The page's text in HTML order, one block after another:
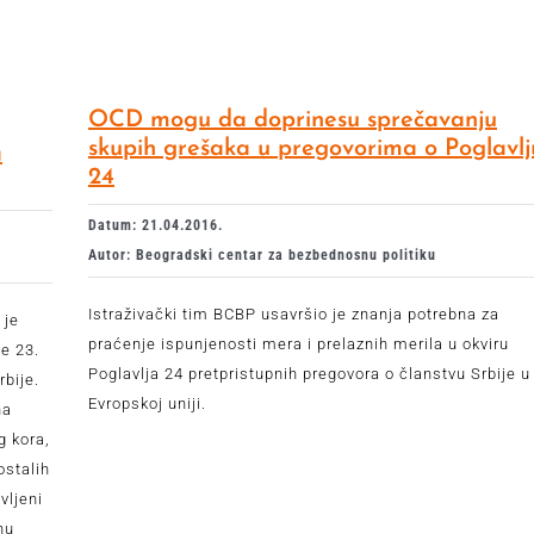
je
23.
kora,
OCD mogu da doprinesu sprečavanju
skupih grešaka u pregovorima o
24
Datum: 21.04.2016.
Autor: Beogradski centar za bezbednosnu politiku
Istraživački tim BCBP usavršio je znanja potrebna za
praćenje ispunjenosti mera i prelaznih merila u okviru
Poglavlja 24 pretpristupnih pregovora o članstvu Srbije u
Evropskoj uniji.